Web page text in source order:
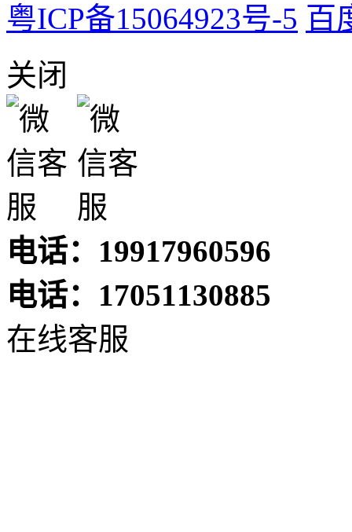
粤ICP备15064923号-5 百
关闭
电话：19917960596
电话：17051130885
在线客服